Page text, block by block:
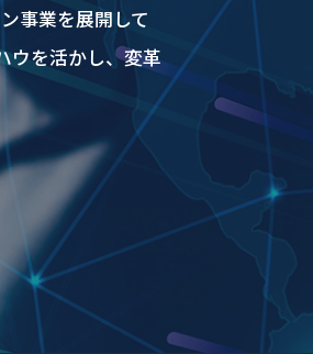
事業を展開して
ウを活かし、変革